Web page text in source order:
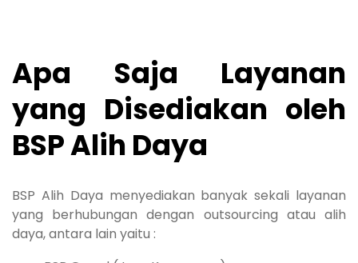
Apa Saja Layanan
yang Disediakan oleh
BSP Alih Daya
BSP Alih Daya menyediakan banyak sekali layanan
yang berhubungan dengan outsourcing atau alih
daya, antara lain yaitu :